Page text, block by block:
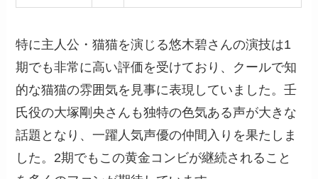
特に主人公・猫猫を演じる悠木碧さんの演技は1
期でも非常に高い評価を受けており、クールで知
的な猫猫の雰囲気を見事に表現していました。壬
氏役の大塚剛央さんも独特の色気ある声が大きな
話題となり、一躍人気声優の仲間入りを果たしま
した。2期でもこの黄金コンビが継続されること